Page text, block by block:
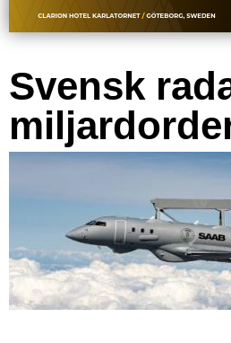
Svensk